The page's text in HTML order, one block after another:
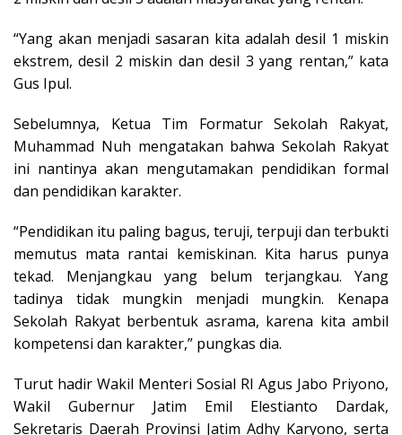
“Yang akan menjadi sasaran kita adalah desil 1 miskin
ekstrem, desil 2 miskin dan desil 3 yang rentan,” kata
Gus Ipul.
Sebelumnya, Ketua Tim Formatur Sekolah Rakyat,
Muhammad Nuh mengatakan bahwa Sekolah Rakyat
ini nantinya akan mengutamakan pendidikan formal
dan pendidikan karakter.
“Pendidikan itu paling bagus, teruji, terpuji dan terbukti
memutus mata rantai kemiskinan. Kita harus punya
tekad. Menjangkau yang belum terjangkau. Yang
tadinya tidak mungkin menjadi mungkin. Kenapa
Sekolah Rakyat berbentuk asrama, karena kita ambil
kompetensi dan karakter,” pungkas dia.
Turut hadir Wakil Menteri Sosial RI Agus Jabo Priyono,
Wakil Gubernur Jatim Emil Elestianto Dardak,
Sekretaris Daerah Provinsi Jatim Adhy Karyono, serta